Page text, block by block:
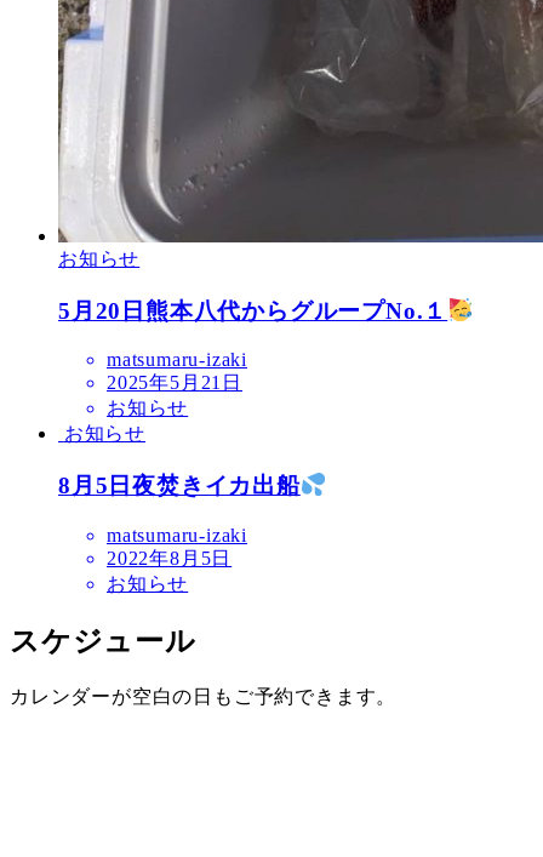
お知らせ
5月20日熊本八代からグループNo.１
matsumaru-izaki
2025年5月21日
お知らせ
お知らせ
8月5日夜焚きイカ出船
matsumaru-izaki
2022年8月5日
お知らせ
スケジュール
カレンダーが空白の日もご予約できます。